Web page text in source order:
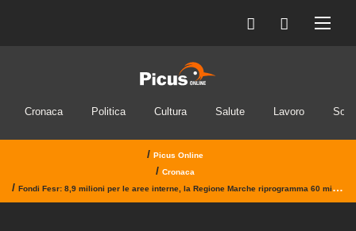
Cronaca Politica Cultura Salute Lavoro
/ Picus Online
/ Cronaca
/ Fondi Fesr: 8,9 milioni per le aree interne, la Regione Marche riprogramma 60 milioni per sviluppo e innovazione